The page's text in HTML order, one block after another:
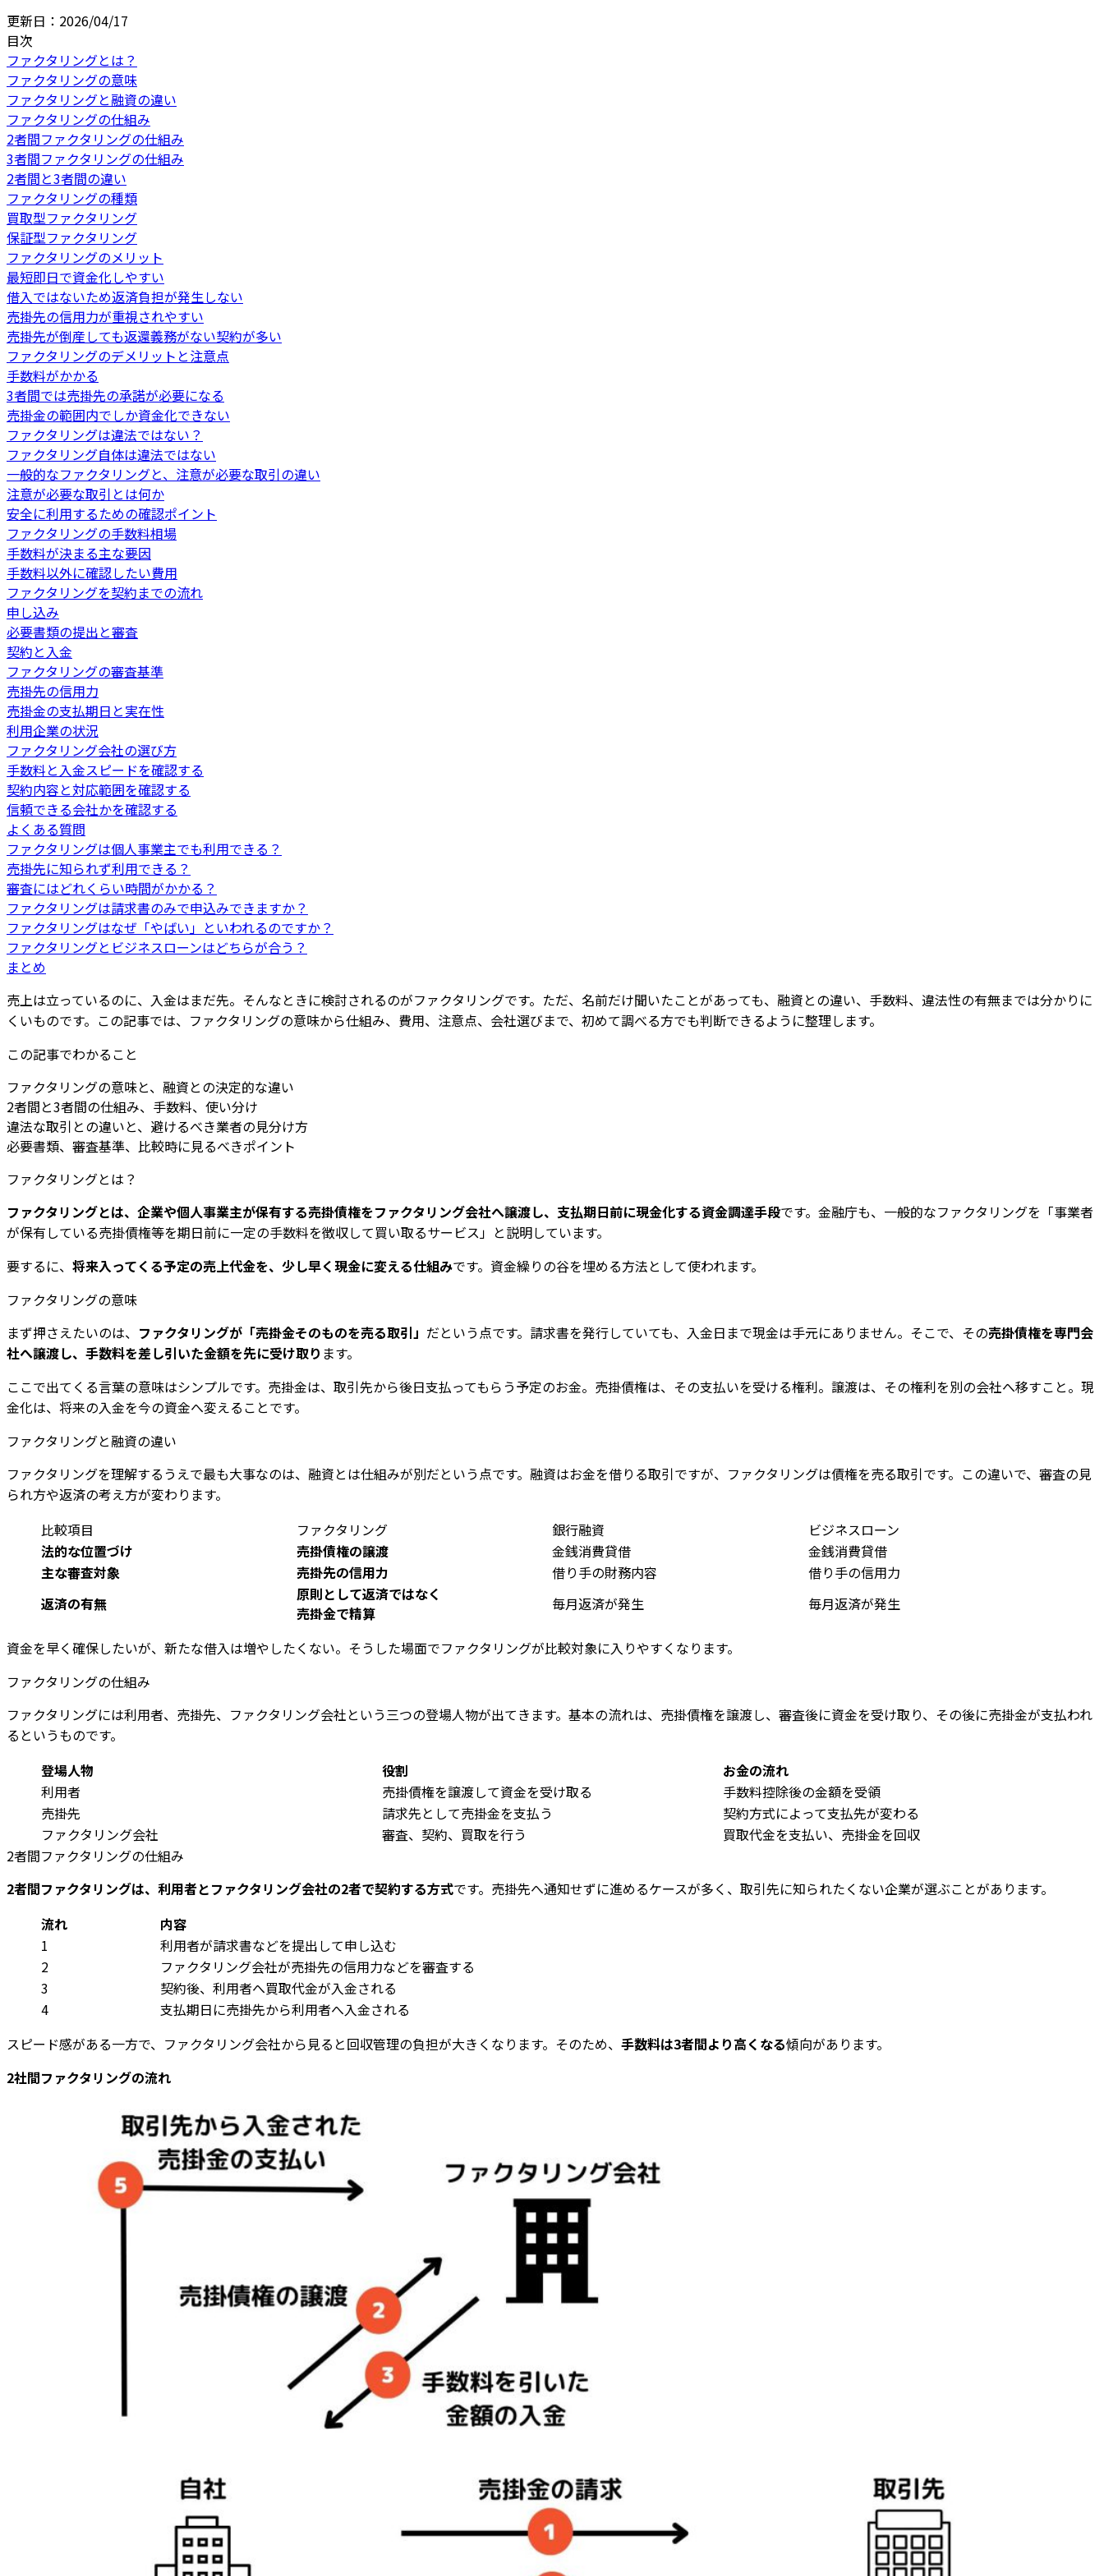
更新日： 2026/04/17
目次
ファクタリングとは？
ファクタリングの意味
ファクタリングと融資の違い
ファクタリングの仕組み
2者間ファクタリングの仕組み
3者間ファクタリングの仕組み
2者間と3者間の違い
ファクタリングの種類
買取型ファクタリング
保証型ファクタリング
ファクタリングのメリット
最短即日で資金化しやすい
借入ではないため返済負担が発生しない
売掛先の信用力が重視されやすい
売掛先が倒産しても返還義務がない契約が多い
ファクタリングのデメリットと注意点
手数料がかかる
3者間では売掛先の承諾が必要になる
売掛金の範囲内でしか資金化できない
ファクタリングは違法ではない？
ファクタリング自体は違法ではない
一般的なファクタリングと、注意が必要な取引の違い
注意が必要な取引とは何か
安全に利用するための確認ポイント
ファクタリングの手数料相場
手数料が決まる主な要因
手数料以外に確認したい費用
ファクタリングを契約までの流れ
申し込み
必要書類の提出と審査
契約と入金
ファクタリングの審査基準
売掛先の信用力
売掛金の支払期日と実在性
利用企業の状況
ファクタリング会社の選び方
手数料と入金スピードを確認する
契約内容と対応範囲を確認する
信頼できる会社かを確認する
よくある質問
ファクタリングは個人事業主でも利用できる？
売掛先に知られず利用できる？
審査にはどれくらい時間がかかる？
ファクタリングは請求書のみで申込みできますか？
ファクタリングはなぜ「やばい」といわれるのですか？
ファクタリングとビジネスローンはどちらが合う？
まとめ
売上は立っているのに、入金はまだ先。そんなときに検討されるのがファクタリングです。ただ、名前だけ聞いたことがあっても、融資との違い、手数料、違法性の有無までは分かりに
くいものです。この記事では、ファクタリングの意味から仕組み、費用、注意点、会社選びまで、初めて調べる方でも判断できるように整理します。
この記事でわかること
ファクタリングの意味と、融資との決定的な違い
2者間と3者間の仕組み、手数料、使い分け
違法な取引との違いと、避けるべき業者の見分け方
必要書類、審査基準、比較時に見るべきポイント
ファクタリングとは？
ファクタリングとは、企業や個人事業主が保有する売掛債権をファクタリング会社へ譲渡し、支払期日前に現金化する資金調達手段です。金融庁も、一般的なファクタリングを「事業者
が保有している売掛債権等を期日前に一定の手数料を徴収して買い取るサービス」と説明しています。
要するに、 将来入ってくる予定の売上代金を、少し早く現金に変える仕組みです。資金繰りの谷を埋める方法として使われます。
ファクタリングの意味
まず押さえたいのは、 ファクタリングが「売掛金そのものを売る取引」 だという点です。請求書を発行していても、入金日まで現金は手元にありません。そこで、その売掛債権を専門会
社へ譲渡し、手数料を差し引いた金額を先に受け取り ます。
ここで出てくる言葉の意味はシンプルです。売掛金は、取引先から後日支払ってもらう予定のお金。売掛債権は、その支払いを受ける権利。譲渡は、その権利を別の会社へ移すこと。現
金化は、将来の入金を今の資金へ変えることです。
ファクタリングと融資の違い
ファクタリングを理解するうえで最も大事なのは、融資とは仕組みが別だという点です。融資はお金を借りる取引ですが、ファクタリングは債権を売る取引です。この違いで、審査の見
られ方や返済の考え方が変わります。
比較項目
ファクタリング 銀行融資
ビジネスローン
法的な位置づけ
売掛債権の譲渡 金銭消費貸借
金銭消費貸借
主な審査対象
売掛先の信用力 借り手の財務内容
借り手の信用力
返済の有無
原則として返済ではなく
売掛金で精算
毎月返済が発生 毎月返済が発生
資金を早く確保したいが、新たな借入は増やしたくない。そうした場面でファクタリングが比較対象に入りやすくなります。
ファクタリングの仕組み
ファクタリングには利用者、売掛先、ファクタリング会社という三つの登場人物が出てきます。基本の流れは、売掛債権を譲渡し、審査後に資金を受け取り、その後に売掛金が支払われ
るというものです。
登場人物
役割
お金の流れ
利用者
売掛債権を譲渡して資金を受け取る
手数料控除後の金額を受領
売掛先
請求先として売掛金を支払う
契約方式によって支払先が変わる
ファクタリング会社
審査、契約、買取を行う
買取代金を支払い、売掛金を回収
2者間ファクタリングの仕組み
2者間ファクタリングは、利用者とファクタリング会社の2者で契約する方式です。売掛先へ通知せずに進めるケースが多く、取引先に知られたくない企業が選ぶことがあります。
流れ
内容
1
利用者が請求書などを提出して申し込む
2
ファクタリング会社が売掛先の信用力などを審査する
3
契約後、利用者へ買取代金が入金される
4
支払期日に売掛先から利用者へ入金される
スピード感がある一方で、ファクタリング会社から見ると回収管理の負担が大きくなります。そのため、 手数料は3者間より高くなる傾向があります。
2社間ファクタリングの流れ